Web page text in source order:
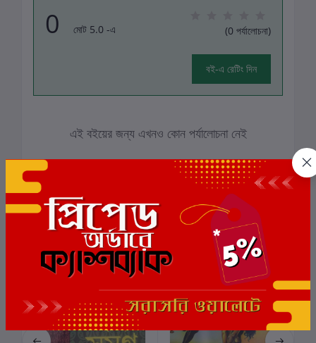
0 মোট 5.0 -এ (0 পর্যালোচনা)
বই-এ রেটিং দিন
এই বইয়ের জন্য এখনও কোন পর্যালোচনা নেই
সংশ্লিষ্ট বই
ছাড়